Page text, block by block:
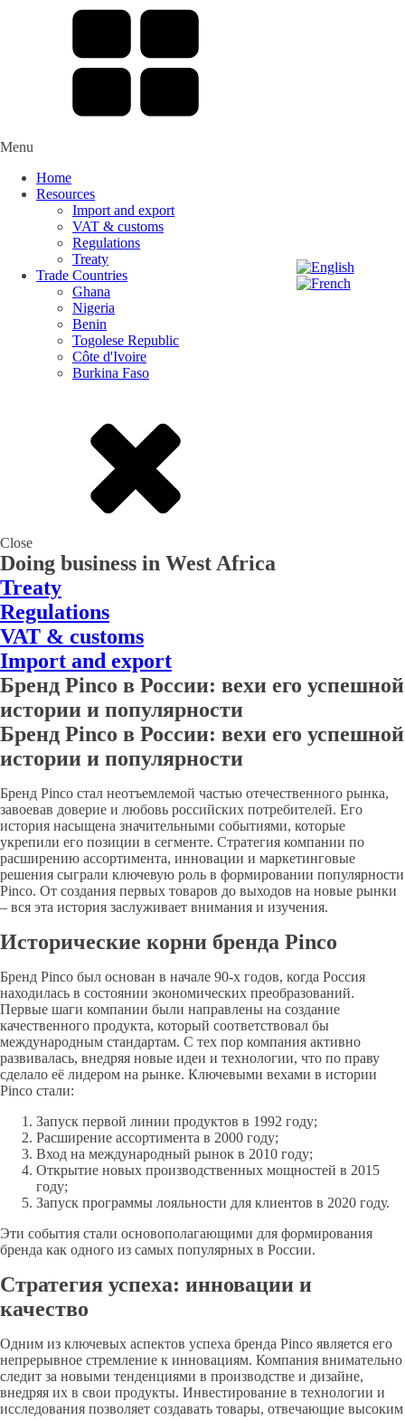
Menu
Home
Resources
Import and export
VAT & customs
Regulations
Treaty
Trade Countries
Ghana
Nigeria
Benin
Togolese Republic
Côte d'Ivoire
Burkina Faso
Close
Doing business in West Africa
Treaty
Regulations
VAT & customs
Import and export
Бренд Pinco в России: вехи его успешной
истории и популярности
Бренд Pinco в России: вехи его успешной
истории и популярности
Бренд Pinco стал неотъемлемой частью отечественного рынка,
завоевав доверие и любовь российских потребителей. Его
история насыщена значительными событиями, которые
укрепили его позиции в сегменте. Стратегия компании по
расширению ассортимента, инновации и маркетинговые
решения сыграли ключевую роль в формировании популярности
Pinco. От создания первых товаров до выходов на новые рынки
– вся эта история заслуживает внимания и изучения.
Исторические корни бренда Pinco
Бренд Pinco был основан в начале 90-х годов, когда Россия
находилась в состоянии экономических преобразований.
Первые шаги компании были направлены на создание
качественного продукта, который соответствовал бы
международным стандартам. С тех пор компания активно
развивалась, внедряя новые идеи и технологии, что по праву
сделало её лидером на рынке. Ключевыми вехами в истории
Pinco стали:
Запуск первой линии продуктов в 1992 году;
Расширение ассортимента в 2000 году;
Вход на международный рынок в 2010 году;
Открытие новых производственных мощностей в 2015
году;
Запуск программы лояльности для клиентов в 2020 году.
Эти события стали основополагающими для формирования
бренда как одного из самых популярных в России.
Стратегия успеха: инновации и
качество
Одним из ключевых аспектов успеха бренда Pinco является его
непрерывное стремление к инновациям. Компания внимательно
следит за новыми тенденциями в производстве и дизайне,
внедряя их в свои продукты. Инвестирование в технологии и
исследования позволяет создавать товары, отвечающие высоким